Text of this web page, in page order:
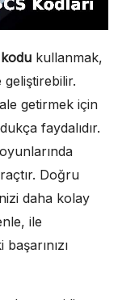
kullanmak,
getirmek için
faydalıdır.
Doğru
daha kolay
ile